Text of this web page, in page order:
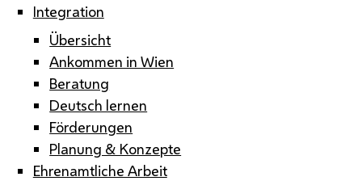
Integration
Übersicht
Ankommen in Wien
Beratung
Deutsch lernen
Förderungen
Planung & Konzepte
Ehrenamtliche Arbeit